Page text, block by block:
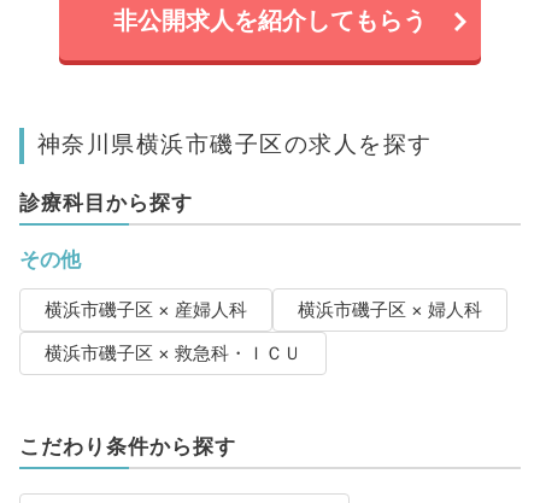
非公開求人を紹介してもらう
神奈川県横浜市磯子区の求人を探す
診療科目から探す
その他
横浜市磯子区 × 産婦人科
横浜市磯子区 × 婦人科
横浜市磯子区 × 救急科・ＩＣＵ
こだわり条件から探す